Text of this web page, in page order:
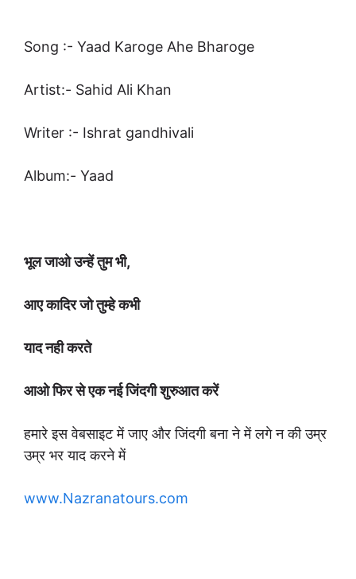
Song :- Yaad Karoge Ahe Bharoge
Artist:- Sahid Ali Khan
Writer :- Ishrat gandhivali
Album:- Yaad
भूल जाओ उन्हें तुम भी,
आए कादिर जो तुम्हे कभी
याद नही करते
आओ फिर से एक नई जिंदगी शुरुआत करें
हमारे इस वेबसाइट में जाए और जिंदगी बना ने में लगे न की उम्र
उम्र भर याद करने में
www.Nazranatours.com